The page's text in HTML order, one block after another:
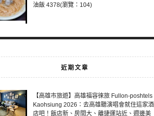
油飯 4378(瀏覽：104)
近期文章
【高雄市旅遊】高雄福容徠旅 Fullon-poshtels
Kaohsiung 2026：去高雄聽演唱會就住這家酒
店吧！飯店新、房間大、離捷運站近、週邊美